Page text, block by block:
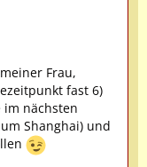
Frau,
fast 6)
im nächsten
Shanghai) und